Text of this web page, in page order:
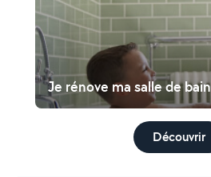
Je rénove ma salle de bain
Découvrir